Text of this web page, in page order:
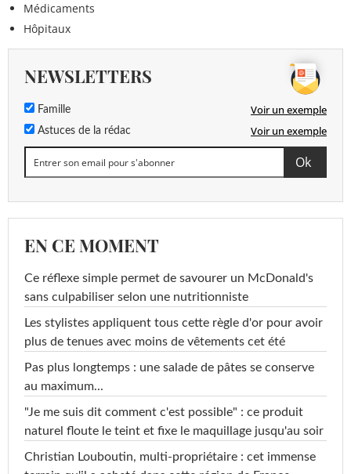
Médicaments
Hôpitaux
NEWSLETTERS
Famille Voir un exemple
Astuces de la rédac Voir un exemple
EN CE MOMENT
Ce réflexe simple permet de savourer un McDonald's
sans culpabiliser selon une nutritionniste
Les stylistes appliquent tous cette règle d'or pour avoir
plus de tenues avec moins de vêtements cet été
Pas plus longtemps : une salade de pâtes se conserve
au maximum...
"Je me suis dit comment c'est possible" : ce produit
naturel floute le teint et fixe le maquillage jusqu'au soir
Christian Louboutin, multi-propriétaire : cet immense